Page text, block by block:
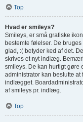
Top
Hvad er smileys?
Smileys, er små grafiske
bestemte følelser. De
glad, :( betyder ked af det.
skrives et nyt indlæg.
smileys. De kan hurtigt
administrator kan beslutte
indlægget.
af smileys pr. indlæg.
Top